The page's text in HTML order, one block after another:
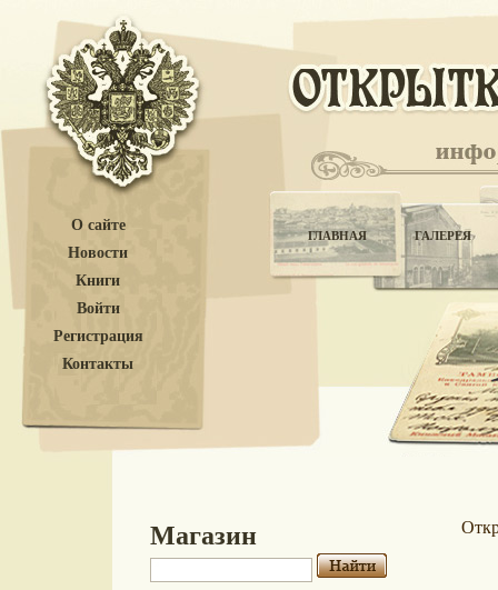
О сайте
Новости
Книги
Войти
Регистрация
Контакты
ГЛАВНАЯ ГАЛЕРЕЯ
Магазин